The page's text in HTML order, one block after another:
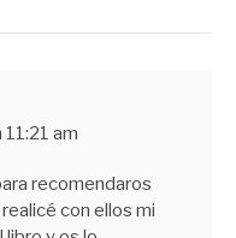
am
recomendaros
con ellos mi